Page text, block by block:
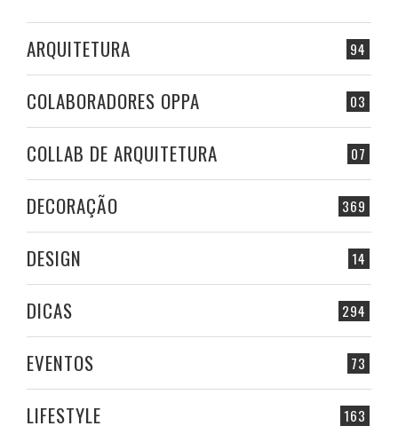
94
ARQUITETURA
03
COLABORADORES OPPA
07
COLLAB DE ARQUITETURA
369
DECORAÇÃO
14
DESIGN
294
DICAS
73
EVENTOS
163
LIFESTYLE